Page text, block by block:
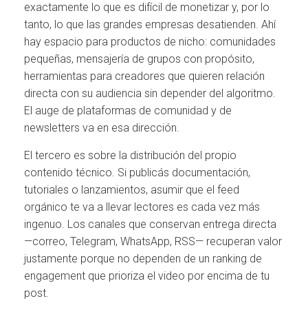
exactamente lo que es difícil de monetizar y, por lo
tanto, lo que las grandes empresas desatienden. Ahí
hay espacio para productos de nicho: comunidades
pequeñas, mensajería de grupos con propósito,
herramientas para creadores que quieren relación
directa con su audiencia sin depender del algoritmo.
El auge de plataformas de comunidad y de
newsletters va en esa dirección.
El tercero es sobre la distribución del propio
contenido técnico. Si publicás documentación,
tutoriales o lanzamientos, asumir que el feed
orgánico te va a llevar lectores es cada vez más
ingenuo. Los canales que conservan entrega directa
—correo, Telegram, WhatsApp, RSS— recuperan valor
justamente porque no dependen de un ranking de
engagement que prioriza el video por encima de tu
post.